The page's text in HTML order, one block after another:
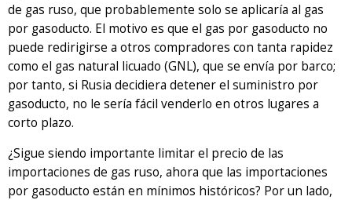
de gas ruso, que probablemente solo se aplicaría al gas
por gasoducto. El motivo es que el gas por gasoducto no
puede redirigirse a otros compradores con tanta rapidez
como el gas natural licuado (GNL), que se envía por barco;
por tanto, si Rusia decidiera detener el suministro por
gasoducto, no le sería fácil venderlo en otros lugares a
corto plazo.
¿Sigue siendo importante limitar el precio de las
importaciones de gas ruso, ahora que las importaciones
por gasoducto están en mínimos históricos? Por un lado,